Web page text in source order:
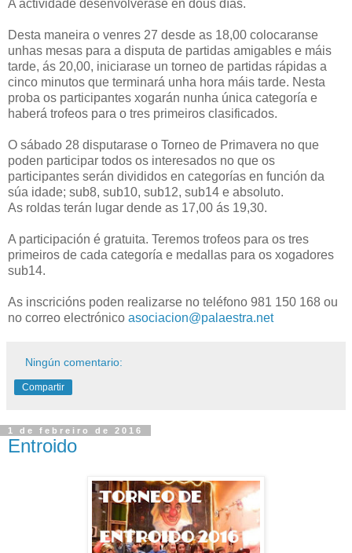
A actividade desenvolverase en dous días.
Desta maneira o venres 27 desde as 18,00 colocaranse
unhas mesas para a disputa de partidas amigables e máis
tarde, ás 20,00, iniciarase un torneo de partidas rápidas a
cinco minutos que terminará unha hora máis tarde. Nesta
proba os participantes xogarán nunha única categoría e
haberá trofeos para o tres primeiros clasificados.
O sábado 28 disputarase o Torneo de Primavera no que
poden participar todos os interesados no que os
participantes serán divididos en categorías en función da
súa idade; sub8, sub10, sub12, sub14 e absoluto.
As roldas terán lugar dende as 17,00 ás 19,30.
A participación é gratuita. Teremos trofeos para os tres
primeiros de cada categoría e medallas para os xogadores
sub14.
As inscricións poden realizarse no teléfono 981 150 168 ou
no correo electrónico asociacion@palaestra.net
Ningún comentario:
Compartir
1 de febreiro de 2016
Entroido